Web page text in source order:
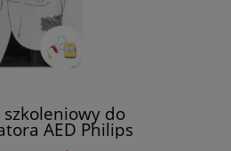
do
AED Philips
FRx – mata i